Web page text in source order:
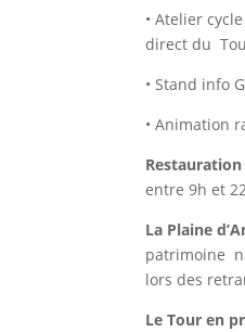
• Atelier
direct du
• Stand info
• Animation
entre 9h et
La Plaine
patrimoine
lors des
Le Tour en